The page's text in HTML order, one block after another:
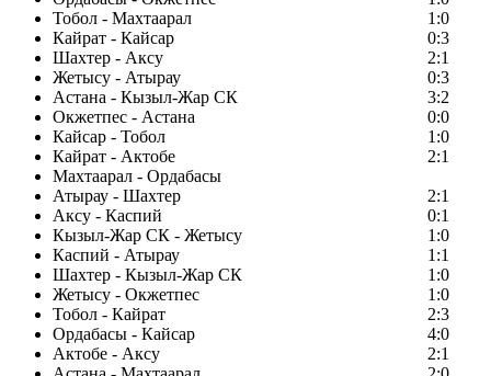
Тобол - Махтаарал
1:0
Кайрат - Кайсар
0:3
Шахтер - Аксу
2:1
Жетысу - Атырау
0:3
Астана - Кызыл-Жар СК
3:2
Окжетпес - Астана
0:0
Кайсар - Тобол
1:0
Кайрат - Актобе
2:1
Махтаарал - Ордабасы
Атырау - Шахтер
2:1
Аксу - Каспий
0:1
Кызыл-Жар СК - Жетысу
1:0
Каспий - Атырау
1:1
Шахтер - Кызыл-Жар СК
1:0
Жетысу - Окжетпес
1:0
Тобол - Кайрат
2:3
Ордабасы - Кайсар
4:0
Актобе - Аксу
2:1